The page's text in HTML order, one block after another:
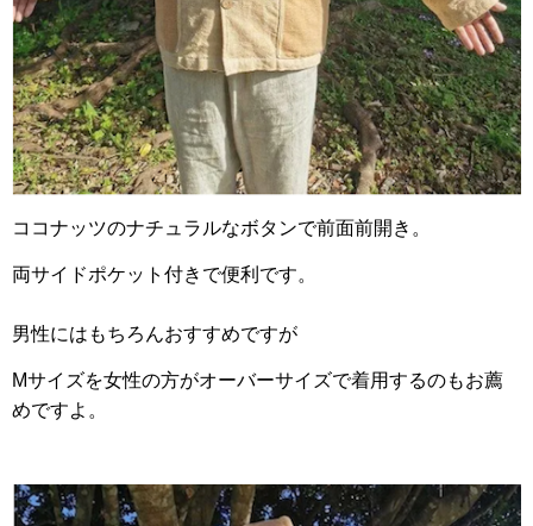
ココナッツのナチュラルなボタンで前面前開き。
両サイドポケット付きで便利です。
男性にはもちろんおすすめですが
Mサイズを女性の方がオーバーサイズで着用するのもお薦
めですよ。